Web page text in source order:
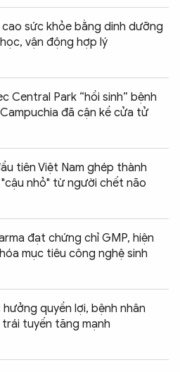
cao sức khỏe bằng dinh dưỡng
vận động hợp lý
Central Park “hồi sinh” bệnh
đã cận kề cửa tử
tiên Việt Nam ghép thành
nhỏ" từ người chết não
đạt chứng chỉ GMP, hiện
mục tiêu công nghệ sinh
quyền lợi, bệnh nhân
trái tuyến tăng mạnh